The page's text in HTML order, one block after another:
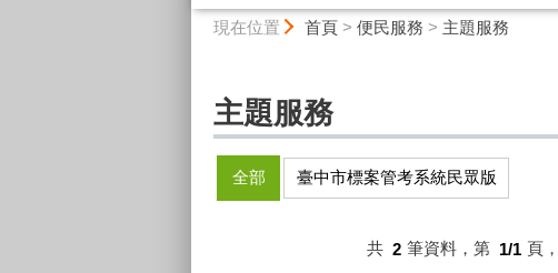
現在位置 首頁> 便民服務 > 主題服務
主題服務
全部 臺中市標案管考系統民眾版
共 2 筆資料，第 1/1 頁，